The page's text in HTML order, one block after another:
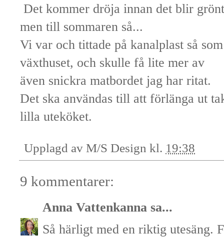
Det kommer dröja innan det blir
men till sommaren så...
Vi var och tittade på kanalplast så
växthuset, och skulle få lite mer av
även snickra matbordet jag har ritat.
Det ska användas till att förlänga ut
lilla uteköket.
Upplagd av M/S Design kl. 19:38
9 kommentarer:
Anna Vattenkanna sa...
Så härligt med en riktig utesäng.